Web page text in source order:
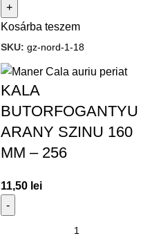
Kosárba teszem
SKU: gz-nord-1-18
KALA
BUTORFOGANTYU
ARANY SZINU 160
MM – 256
11,50 lei